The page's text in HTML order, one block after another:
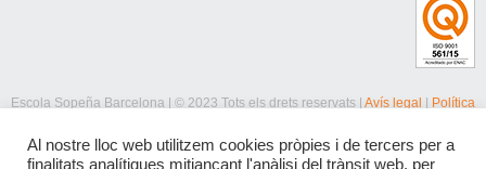
Escola Sopeña Barcelona | © 2023 Tots els drets reservats | Avís legal | Política
Al nostre lloc web utilitzem cookies pròpies i de tercers per a
finalitats analítiques mitjançant l'anàlisi del trànsit web, per